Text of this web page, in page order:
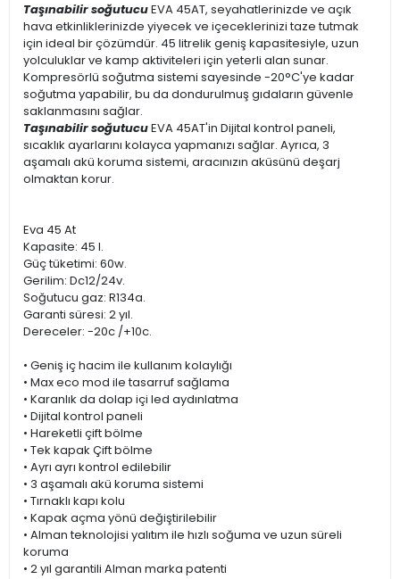
Taşınabilir soğutucuEVA 45AT, seyahatlerinizde ve açık
hava etkinliklerinizde yiyecek ve içeceklerinizi taze tutmak
için ideal bir çözümdür. 45 litrelik geniş kapasitesiyle, uzun
yolculuklar ve kamp aktiviteleri için yeterli alan sunar.
Kompresörlü soğutma sistemi sayesinde -20°C'ye kadar
soğutma yapabilir, bu da dondurulmuş gıdaların güvenle
saklanmasını sağlar.​
Taşınabilir soğutucuEVA 45AT'in Dijital kontrol paneli,
sıcaklık ayarlarını kolayca yapmanızı sağlar. Ayrıca, 3
aşamalı akü koruma sistemi, aracınızın aküsünü deşarj
olmaktan korur.
Eva 45 At
Kapasite: 45 l.
Güç tüketimi: 60w.
Gerilim: Dc12/24v.
Soğutucu gaz: R134a.
Garanti süresi: 2 yıl.
Dereceler: -20c /+10c.
• Geniş iç hacim ile kullanım kolaylığı
• Max eco mod ile tasarruf sağlama
• Karanlık da dolap içi led aydınlatma
• Dijital kontrol paneli
• Hareketli çift bölme
• Tek kapak Çift bölme
• Ayrı ayrı kontrol edilebilir
• 3 aşamalı akü koruma sistemi
• Tırnaklı kapı kolu
• Kapak açma yönü değiştirilebilir
• Alman teknolojisi yalıtım ile hızlı soğuma ve uzun süreli
koruma
• 2 yıl garantili Alman marka patenti